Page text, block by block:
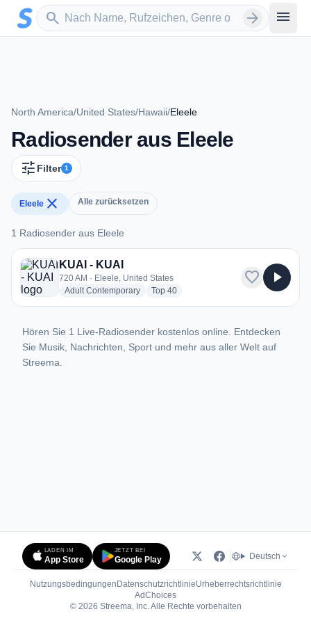
Zum Hauptinhalt springen
search
Sender suchen arrow_forward menu
North America/United States/Hawaii/Eleele
Radiosender aus Eleele
tune Filter 1
Eleele close Alle zurücksetzen
1 Radiosender aus Eleele
1 Radiosender aus Eleele
KUAI - KUAI
720 AM · Eleele, United States
Adult Contemporaryradio stations
Top 40radio stations
favorite play_arrow
Hören Sie 1 Live-Radiosender kostenlos online. Entdecken
Sie Musik, Nachrichten, Sport und mehr aus aller Welt auf
Streema.
LADEN IM
App Store
JETZT BEI
Google Play Deutsch
Nutzungsbedingungen DatenschutzrichtlinieUrheberrechtsrichtlinie
AdChoices(öffnet in neuem Tab)
© 2026 Streema, Inc. Alle Rechte vorbehalten